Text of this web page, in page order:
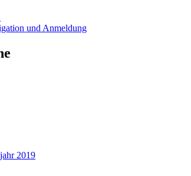
und Anmeldung
2019